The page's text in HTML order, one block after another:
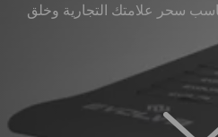
سحر علامتك التجارية وخلق